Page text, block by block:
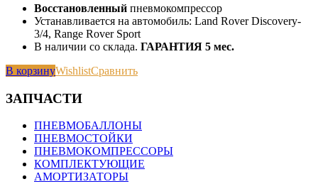
Восстановленный пневмокомпрессор
Устанавливается на автомобиль: Land Rover Discovery-
3/4, Range Rover Sport
В наличии со склада. ГАРАНТИЯ 5 мес.
В корзинуWishlistСравнить
ЗАПЧАСТИ
ПНЕВМОБАЛЛОНЫ
ПНЕВМОСТОЙКИ
ПНЕВМОКОМПРЕССОРЫ
КОМПЛЕКТУЮЩИЕ
АМОРТИЗАТОРЫ